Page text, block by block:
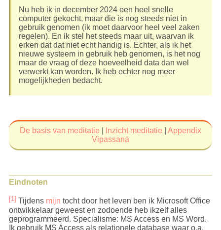
Het begin van de lijst is vanwege de nummers
minder handig, maar dit kan niet anders omdat op de
desbetreffende pagina die nummering nu eenmaal
soms gebruikt wordt. En de sortering is a.d.h.v.
alfanumerieke data, hetgeen een ander resultaat
geeft dan een sortering over numerieke data.
De rubrieken die uit de pagina's zijn opgenomen,
zijn de rubrieken met de volgende opmaak:
Rubrieken met heading 3
geïmplementeerd zodat ze ook in de
Inhoudsopgave
worden ze dan ook als rubrieken in de lijst
opgenomen.
Nu heb ik in december 2024 een heel snelle
computer gekocht, maar die is nog steeds niet in
gebruik genomen (ik moet daarvoor heel veel zaken
regelen). En ik stel het steeds maar uit, waarvan ik
erken dat dat niet echt handig is. Echter, als ik het
nieuwe systeem in gebruik heb genomen, is het nog
maar de vraag of deze hoeveelheid data dan wel
verwerkt kan worden. Ik heb echter nog meer
mogelijkheden bedacht.
De basis van meditatie Inzicht meditatie
Appendix
Vipassanā
Eindnoten
[1] Tijdens mijn tocht door het leven ben ik Microsoft Office
ontwikkelaar geweest en zodoende heb ikzelf alles
geprogrammeerd. Specialisme: MS Access en MS Word.
Ik gebruik MS Access als relationele database waar o.a.